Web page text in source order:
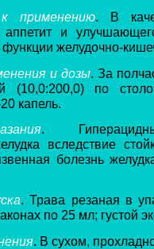
применению. В
и
желудочно-
и дозы. За
(10,0:200,0) по
капель.
.
вследствие
болезнь
. Трава резаная в
по 25 мл; густой
. В сухом,